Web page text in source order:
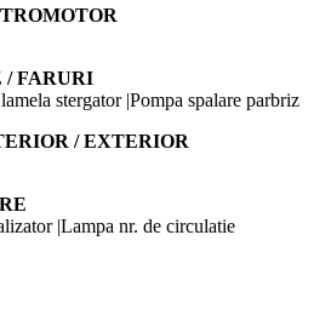
/ FARURI
stergator |Pompa spalare parbriz
/ EXTERIOR
|Lampa nr. de circulatie